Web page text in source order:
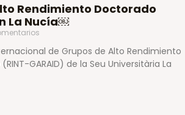
Rendimiento Doctorado
La Nucía￼
de Grupos de Alto Rendimiento
GARAID) de la Seu Universitària La